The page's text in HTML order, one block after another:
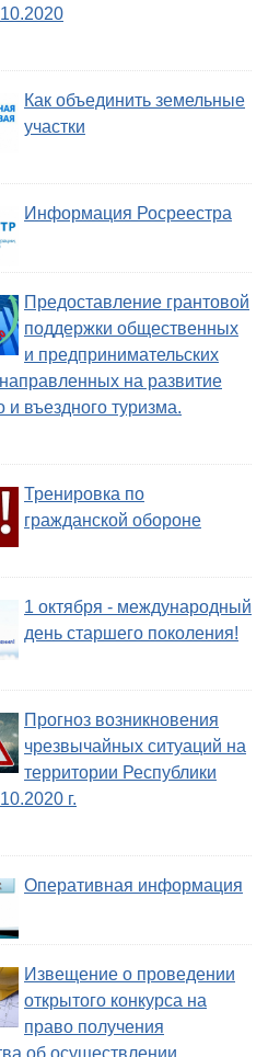
Как объединить земельные
участки
Информация Росреестра
Предоставление грантовой
поддержки общественных
и предпринимательских
на развитие
и въездного туризма.
Тренировка по
гражданской обороне
1 октября - международный
день старшего поколения!
Прогноз возникновения
чрезвычайных ситуаций на
территории Республики
г.
Оперативная информация
Извещение о проведении
открытого конкурса на
право получения
об осуществлении